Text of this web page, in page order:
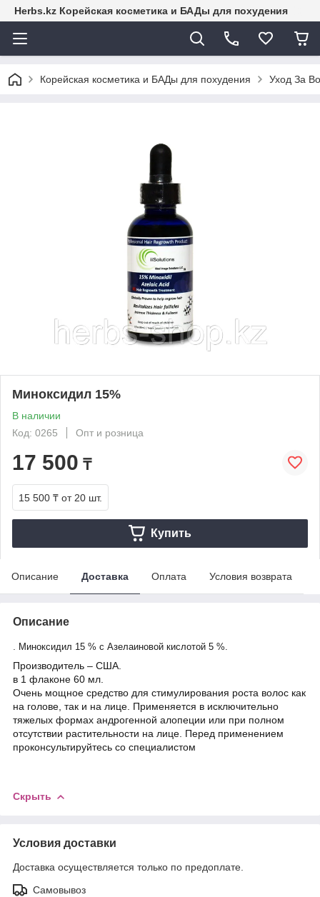
Herbs.kz Корейская косметика и БАДы для похудения
Корейская косметика и БАДы для похудения Уход За
Миноксидил 15%
В наличии
Код: 0265
Опт и розница
17 500 ₸
15 500 ₸ от 20 шт.
Купить
Описание Доставка Оплата Условия возврата
Описание
Миноксидил 15 % с Азелаиновой кислотой 5 %.
Производитель – США.
в 1 флаконе 60 мл.
Очень мощное средство для стимулирования роста волос как
на голове, так и на лице. Применяется в исключительно
тяжелых формах андрогенной алопеции или при полном
отсутствии растительности на лице. Перед применением
проконсультируйтесь со специалистом
Скрыть
Условия доставки
Доставка осуществляется только по предоплате.
Самовывоз